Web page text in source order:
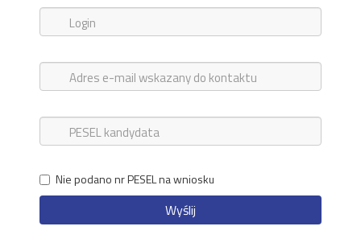
Nie podano nr PESEL na wniosku
Wyślij